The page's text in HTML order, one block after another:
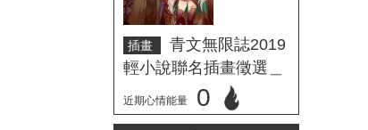
插畫
青文無限誌2019
輕小說聯名插畫徵選＿
近期心情能量 0